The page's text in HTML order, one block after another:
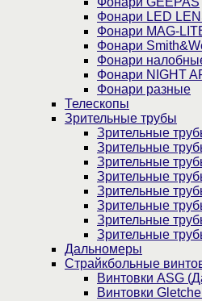
Фонари LED
Фонари MAG-
Фонари
Фонари
Фонари NIGHT
Фонари разные
Телескопы
Зрительные трубы
Зрительные
Зрительные
Зрительные
Зрительные
Зрительные
Зрительные
Зрительные
Зрительные
Дальномеры
Страйкбольные
Винтовки ASG
Винтовки